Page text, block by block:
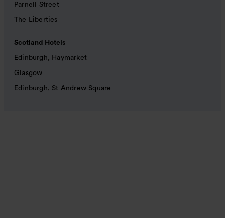
Parnell Street
The Liberties
Scotland Hotels
Edinburgh, Haymarket
Glasgow
Edinburgh, St Andrew Square